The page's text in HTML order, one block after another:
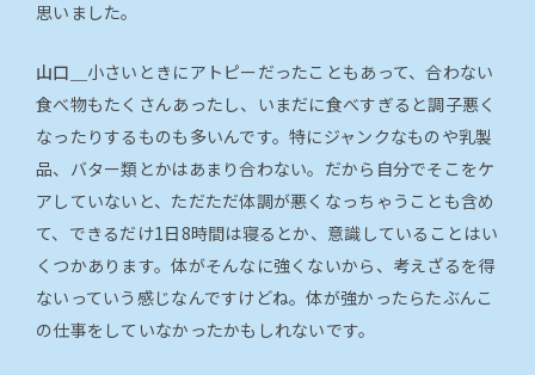
思いました。
山口＿ 小さいときにアトピーだったこともあって、合わない
食べ物もたくさんあったし、いまだに食べすぎると調子悪く
なったりするものも多いんです。特にジャンクなものや乳製
品、バター類とかはあまり合わない。だから自分でそこをケ
アしていないと、ただただ体調が悪くなっちゃうことも含め
て、できるだけ1日8時間は寝るとか、意識していることはい
くつかあります。体がそんなに強くないから、考えざるを得
ないっていう感じなんですけどね。体が強かったらたぶんこ
の仕事をしていなかったかもしれないです。